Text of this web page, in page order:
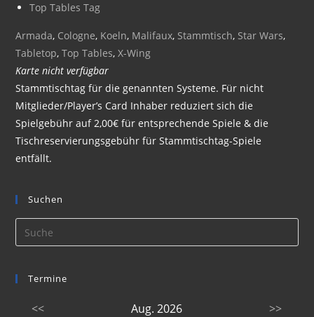
Top Tables Tag
Armada, Cologne, Koeln, Malifaux, Stammtisch, Star Wars,
Tabletop,Top Tables,X-Wing
Karte nicht verfügbar
Stammtischtag für die genannten Systeme. Für nicht
Mitglieder/Player’s Card Inhaber reduziert sich die
Spielgebühr auf 2,00€ für entsprechende Spiele & die
Tischreservierungsgebühr für Stammtischtag-Spiele
entfällt.
Suchen
Termine
<< Aug. 2026 >>